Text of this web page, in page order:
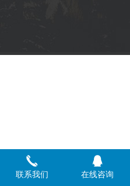
联系我们 在线咨询